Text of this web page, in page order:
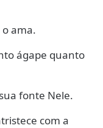
ama.
ágape quanto
fonte Nele.
com a